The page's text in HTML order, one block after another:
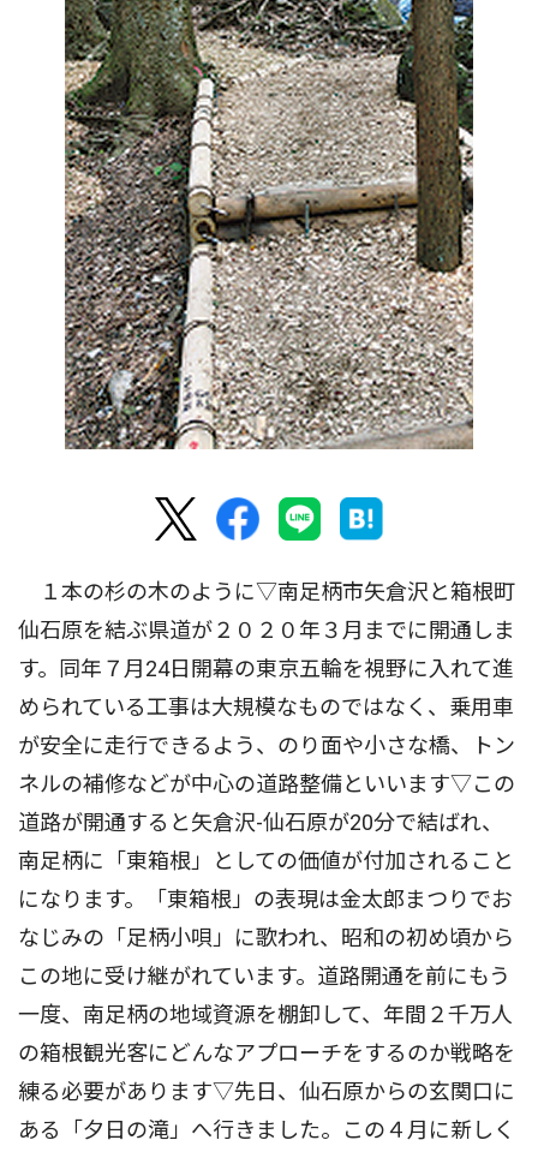
１本の杉の木のように▽南足柄市矢倉沢と箱根町
仙石原を結ぶ県道が２０２０年３月までに開通しま
す。同年７月24日開幕の東京五輪を視野に入れて進
められている工事は大規模なものではなく、乗用車
が安全に走行できるよう、のり面や小さな橋、トン
ネルの補修などが中心の道路整備といいます▽この
道路が開通すると矢倉沢-仙石原が20分で結ばれ、
南足柄に「東箱根」としての価値が付加されること
になります。「東箱根」の表現は金太郎まつりでお
なじみの「足柄小唄」に歌われ、昭和の初め頃から
この地に受け継がれています。道路開通を前にもう
一度、南足柄の地域資源を棚卸して、年間２千万人
の箱根観光客にどんなアプローチをするのか戦略を
練る必要があります▽先日、仙石原からの玄関口に
ある「夕日の滝」へ行きました。この４月に新しく